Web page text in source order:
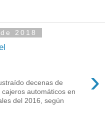
2018
›
decenas de
automáticos en
del 2016, según